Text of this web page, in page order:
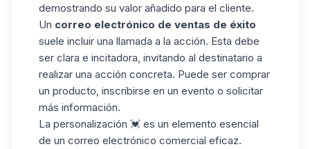
demostrando su valor añadido para el cliente.
Un correo electrónico de ventas de éxito
suele incluir una llamada a la acción. Esta debe
ser clara e incitadora, invitando al destinatario a
realizar una acción concreta. Puede ser comprar
un producto, inscribirse en un evento o solicitar
más información.
La personalización 💓 es un elemento esencial
de un correo electrónico comercial eficaz.